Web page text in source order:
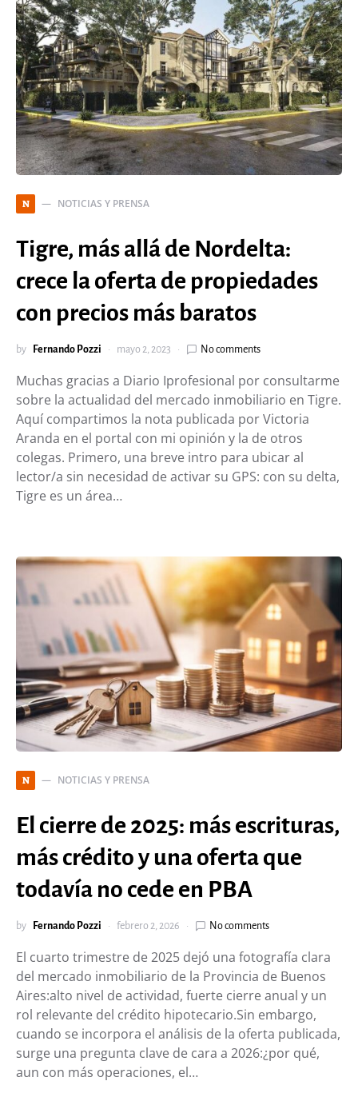
N NOTICIAS Y PRENSA
Tigre, más allá de Nordelta:
crece la oferta de propiedades
con precios más baratos
by Fernando Pozzi mayo 2, 2023 No comments
Muchas gracias a Diario Iprofesional por consultarme
sobre la actualidad del mercado inmobiliario en Tigre.
Aquí compartimos la nota publicada por Victoria
Aranda en el portal con mi opinión y la de otros
colegas. Primero, una breve intro para ubicar al
lector/a sin necesidad de activar su GPS: con su delta,
Tigre es un área…
N NOTICIAS Y PRENSA
El cierre de 2025: más escrituras,
más crédito y una oferta que
todavía no cede en PBA
by Fernando Pozzi febrero 2, 2026 No comments
El cuarto trimestre de 2025 dejó una fotografía clara
del mercado inmobiliario de la Provincia de Buenos
Aires:alto nivel de actividad, fuerte cierre anual y un
rol relevante del crédito hipotecario.Sin embargo,
cuando se incorpora el análisis de la oferta publicada,
surge una pregunta clave de cara a 2026:¿por qué,
aun con más operaciones, el…